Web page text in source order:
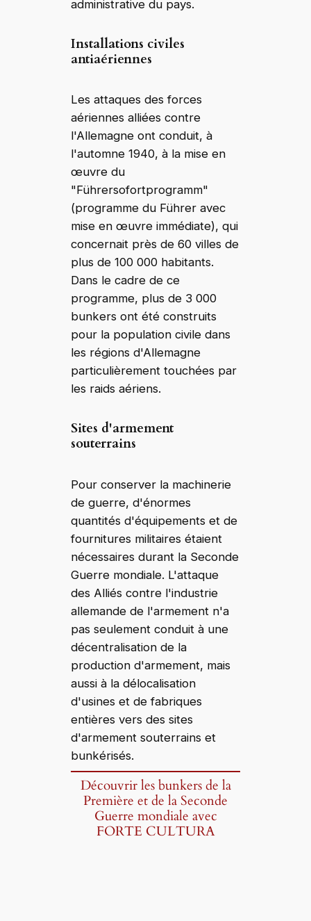
administrative du pays.
Installations civiles
antiaériennes
Les attaques des forces
aériennes alliées contre
l'Allemagne ont conduit, à
l'automne 1940, à la mise en
œuvre du
"Führersofortprogramm"
(programme du Führer avec
mise en œuvre immédiate), qui
concernait près de 60 villes de
plus de 100 000 habitants.
Dans le cadre de ce
programme, plus de 3 000
bunkers ont été construits
pour la population civile dans
les régions d'Allemagne
particulièrement touchées par
les raids aériens.
Sites d'armement
souterrains
Pour conserver la machinerie
de guerre, d'énormes
quantités d'équipements et de
fournitures militaires étaient
nécessaires durant la Seconde
Guerre mondiale. L'attaque
des Alliés contre l'industrie
allemande de l'armement n'a
pas seulement conduit à une
décentralisation de la
production d'armement, mais
aussi à la délocalisation
d'usines et de fabriques
entières vers des sites
d'armement souterrains et
bunkérisés.
Découvrir les bunkers de la
Première et de la Seconde
Guerre mondiale avec
FORTE CULTURA